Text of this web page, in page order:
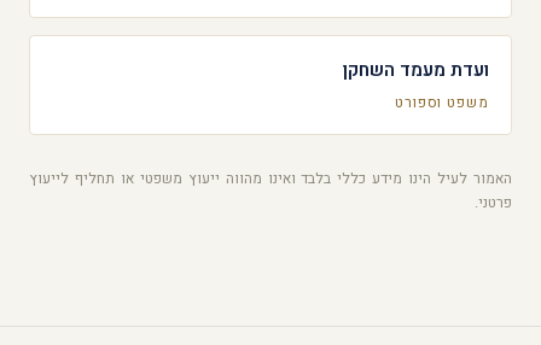
ועדת מעמד השחקן
משפט וספורט
האמור לעיל הינו מידע כללי בלבד ואינו מהווה ייעוץ משפטי או תחליף לייעוץ
פרטני.